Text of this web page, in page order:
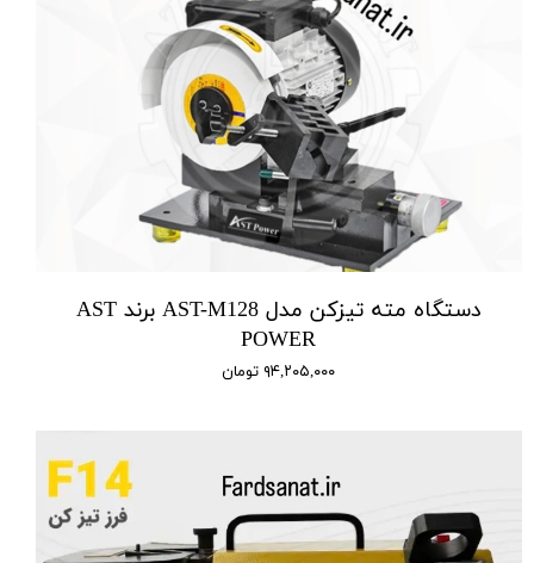
دستگاه مته تیزکن مدل AST-M128 برند AST
POWER
۹۴,۲۰۵,۰۰۰ تومان